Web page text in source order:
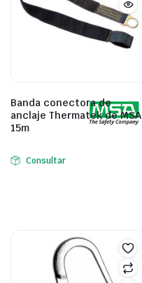
Banda conectora de
anclaje Thermatek de MSA
15m
Consultar